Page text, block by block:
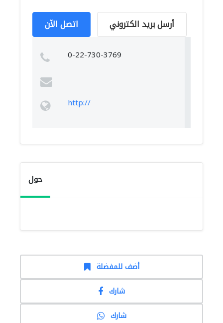
اتصل الآن أرسل بريد الكتروني
0-22-730-3769
http://
حول
أضف للمفضلة
شارك
شارك